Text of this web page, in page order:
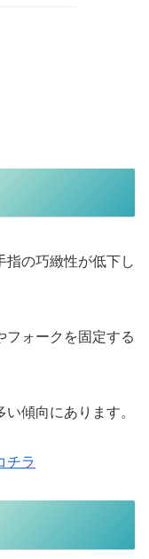
指の巧緻性が低下し
フォークを固定する
傾向にあります。
チラ